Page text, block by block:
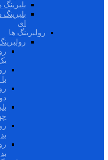
ای
رولبرینگ ها